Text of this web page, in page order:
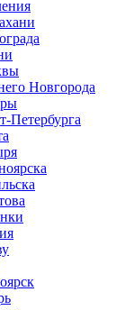
Новгорода
Петербурга